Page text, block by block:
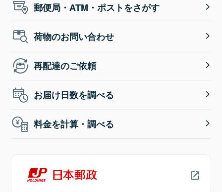
郵便局・ATM・ポストをさがす
荷物のお問い合わせ
再配達のご依頼
お届け日数を調べる
料金を計算・調べる